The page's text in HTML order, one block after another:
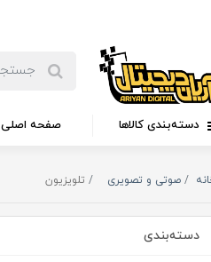
دسته‌بندی کالاها صفحه اصلی
صوتی و تصویری تلویزیون
دسته‌بندی